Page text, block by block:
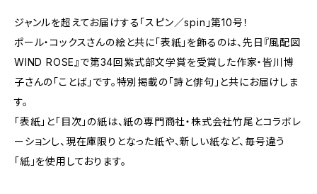
ジャンルを超えてお届けする「スピン／spin」第10号！
ポール・コックスさんの絵と共に「表紙」を飾るのは、先日『風配図
WIND ROSE』で第34回紫式部文学賞を受賞した作家・皆川博
子さんの「ことば」です。特別掲載の「詩と俳句」と共にお届けしま
す。
「表紙」と「目次」の紙は、紙の専門商社・株式会社竹尾とコラボレ
ーションし、現在庫限りとなった紙や、新しい紙など、毎号違う
「紙」を使用しております。